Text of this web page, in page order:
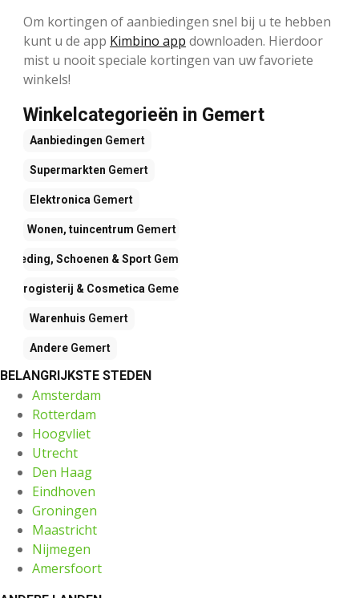
Om kortingen of aanbiedingen snel bij u te hebben
kunt u de app Kimbino app downloaden. Hierdoor
mist u nooit speciale kortingen van uw favoriete
winkels!
Winkelcategorieën in Gemert
Aanbiedingen Gemert
Supermarkten Gemert
Elektronica Gemert
Wonen, tuincentrum Gemert
Kleding, Schoenen & SportGemert
Drogisterij & Cosmetica Gemert
Warenhuis Gemert
Andere Gemert
BELANGRIJKSTE STEDEN
Amsterdam
Rotterdam
Hoogvliet
Utrecht
Den Haag
Eindhoven
Groningen
Maastricht
Nijmegen
Amersfoort